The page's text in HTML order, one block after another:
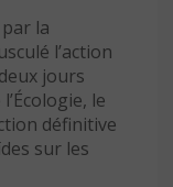
la
l’action
jours
le
définitive
sur les